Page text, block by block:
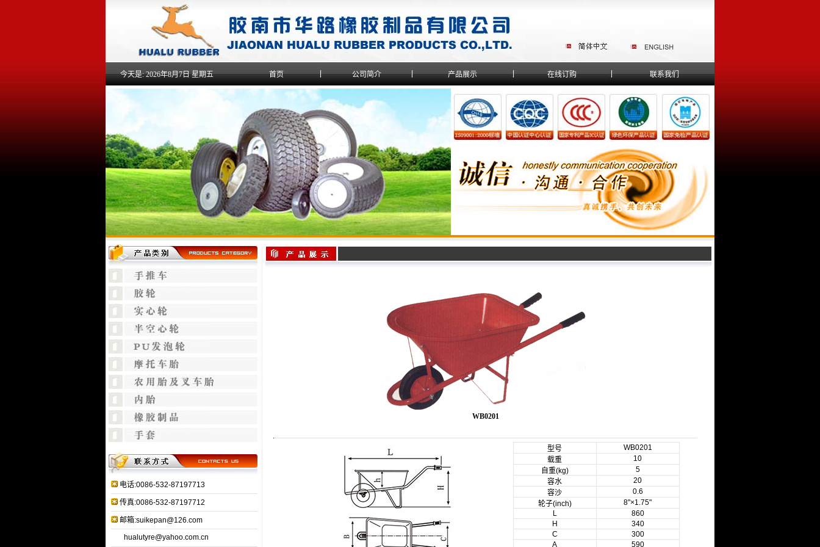
今天是:2026年8月7日 星期五 首页 公司简介 产品展示 在线订购 联系我们
电话:0086-532-87197713
传真:0086-532-87197712
邮箱:suikepan@126.com
hualutyre@yahoo.com.cn
WB0201
型号
WB0201
载重
10
自重(kg)
5
容水
20
容沙
0.6
轮子(inch)
8"×1.75"
L
860
H
340
C
300
A
590